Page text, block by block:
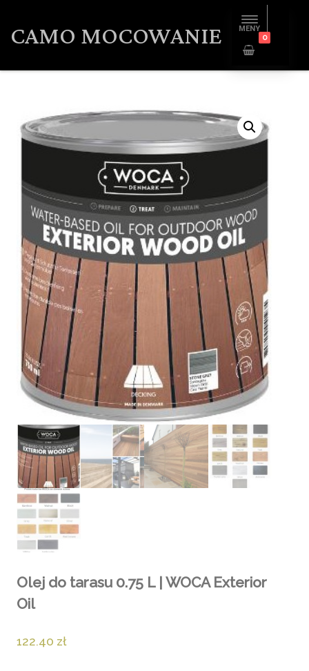
CAMO MOCOWANIE
MENY
0
Olej do tarasu 0.75 L | WOCA Exterior
Oil
122.40 zł